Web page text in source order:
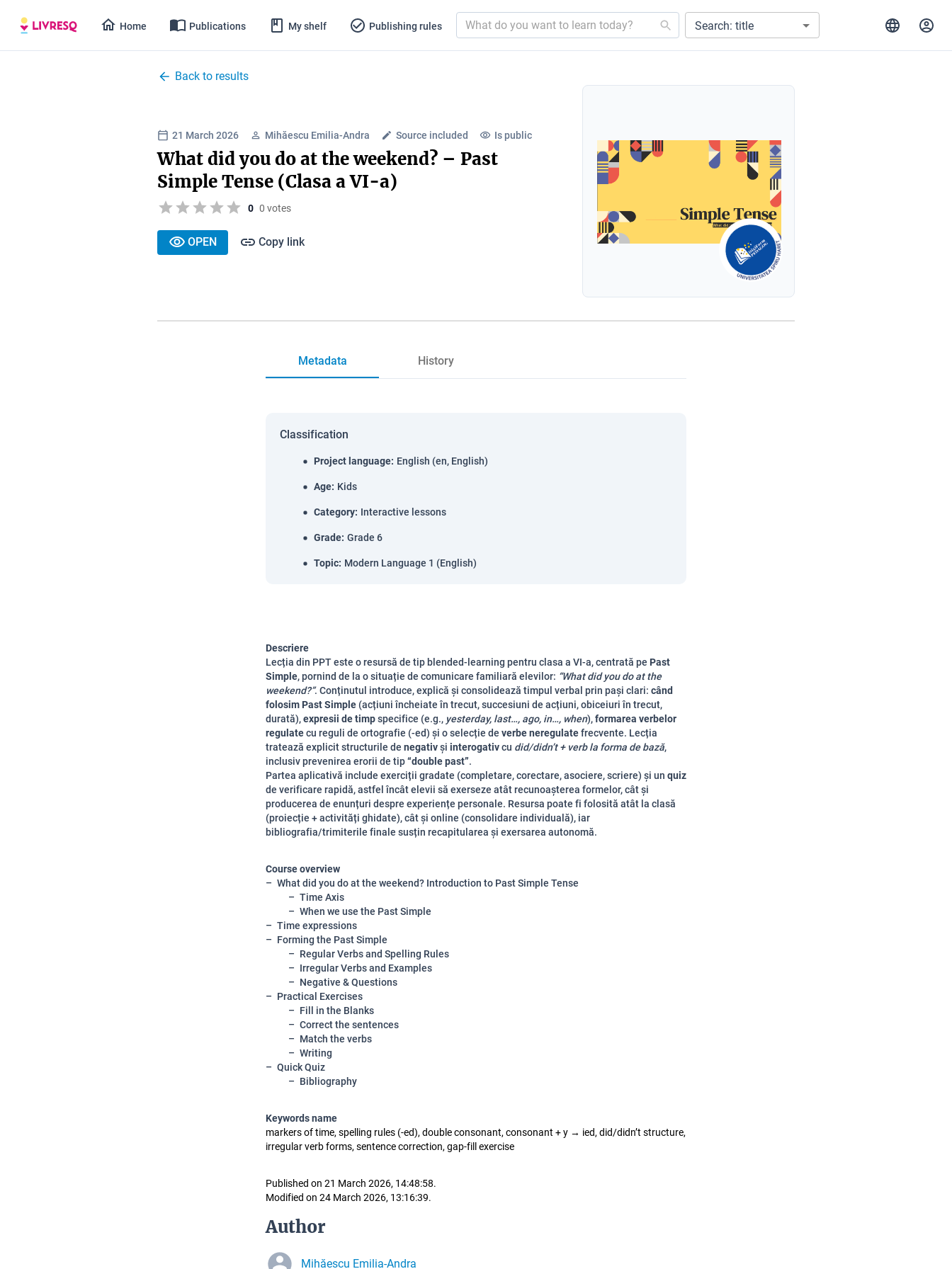
Home Publications My shelf Publishing rules Search: title
Back to results
21 March 2026 Mihăescu Emilia-Andra Source included Is public
What did you do at the weekend? – Past
Simple Tense (Clasa a VI-a)
0 0 votes
OPEN Copy link
Metadata History
Classification
Project language: English (en, English)
Age: Kids
Category: Interactive lessons
Grade: Grade 6
Topic: Modern Language 1 (English)
Descriere
Lecția din PPT este o resursă de tip blended-learning pentru clasa a VI-a, centrată pe Past
Simple, pornind de la o situație de comunicare familiară elevilor: “What did you do at the
weekend?”. Conținutul introduce, explică și consolidează timpul verbal prin pași clari: când
folosim Past Simple (acțiuni încheiate în trecut, succesiuni de acțiuni, obiceiuri în trecut,
durată),expresii de timpspecifice (e.g., yesterday, last…, ago, in…, when),formarea verbelor
regulatecu reguli de ortografie (-ed) și o selecție de verbe neregulatefrecvente. Lecția
tratează explicit structurile de negativși interogativcu did/didn’t + verb la forma de bază,
inclusiv prevenirea erorii de tip“double past”.
Partea aplicativă include exerciții gradate (completare, corectare, asociere, scriere) și un quiz
de verificare rapidă, astfel încât elevii să exerseze atât recunoașterea formelor, cât și
producerea de enunțuri despre experiențe personale. Resursa poate fi folosită atât la clasă
(proiecție + activități ghidate), cât și online (consolidare individuală), iar
bibliografia/trimiterile finale susțin recapitularea și exersarea autonomă.
Course overview
What did you do at the weekend? Introduction to Past Simple Tense
Time Axis
When we use the Past Simple
Time expressions
Forming the Past Simple
Regular Verbs and Spelling Rules
Irregular Verbs and Examples
Negative & Questions
Practical Exercises
Fill in the Blanks
Correct the sentences
Match the verbs
Writing
Quick Quiz
Bibliography
Keywords name
markers of time, spelling rules (-ed), double consonant, consonant + y → ied, did/didn’t structure,
irregular verb forms, sentence correction, gap-fill exercise
Published on 21 March 2026, 14:48:58.
Modified on 24 March 2026, 13:16:39.
Author
Mihăescu Emilia-Andra